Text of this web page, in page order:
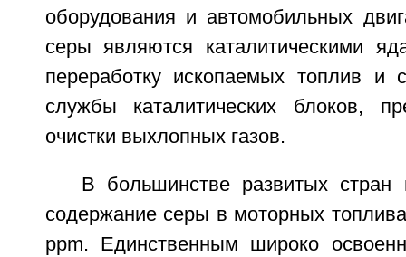
оборудования и автомобильных
серы являются каталитическими
переработку ископаемых топлив и
службы каталитических блоков,
очистки выхлопных газов.
В большинстве развитых
содержание серы в моторных
ppm. Единственным широко